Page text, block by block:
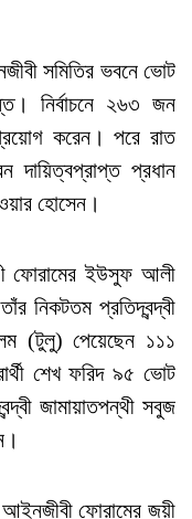
সমিতির ভবনে ভোট
নির্বাচনে ২৬৩ জন
করেন। পরে রাত
দায়িত্বপ্রাপ্ত প্রধান
হোসেন।
ফোরামের ইউসুফ আলী
নিকটতম প্রতিদ্বন্দ্বী
(টুলু) পেয়েছেন ১১১
শেখ ফরিদ ৯৫ ভোট
জামায়াতপন্থী সবুজ
ফোরামের জয়ী